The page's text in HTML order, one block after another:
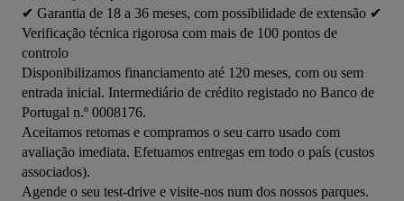
✔ Garantia de 18 a 36 meses, com possibilidade de extensão ✔
Verificação técnica rigorosa com mais de 100 pontos de
controlo
Disponibilizamos financiamento até 120 meses, com ou sem
entrada inicial. Intermediário de crédito registado no Banco de
Portugal n.º 0008176.
Aceitamos retomas e compramos o seu carro usado com
avaliação imediata. Efetuamos entregas em todo o país (custos
associados).
Agende o seu test-drive e visite-nos num dos nossos parques.